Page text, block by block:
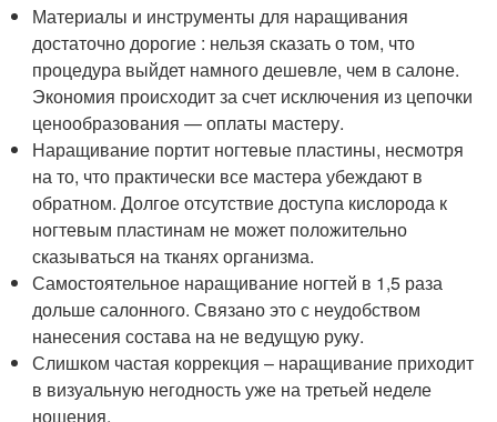
Материалы и инструменты для наращивания
достаточно дорогие : нельзя сказать о том, что
процедура выйдет намного дешевле, чем в салоне.
Экономия происходит за счет исключения из цепочки
ценообразования — оплаты мастеру.
Наращивание портит ногтевые пластины, несмотря
на то, что практически все мастера убеждают в
обратном. Долгое отсутствие доступа кислорода к
ногтевым пластинам не может положительно
сказываться на тканях организма.
Самостоятельное наращивание ногтей в 1,5 раза
дольше салонного. Связано это с неудобством
нанесения состава на не ведущую руку.
Слишком частая коррекция – наращивание приходит
в визуальную негодность уже на третьей неделе
ношения.